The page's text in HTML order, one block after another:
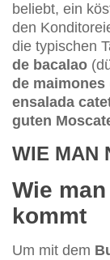
beliebt, ein
den
die typischen
de bacalao
de maimones
ensalada
guten
WIE MAN
Wie
kommt
Um mit dem